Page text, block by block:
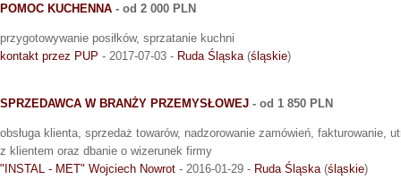
POMOC KUCHENNA - od 2 000 PLN
przygotowywanie posiłków, sprzatanie kuchni
kontakt przez PUP - 2017-07-03 - Ruda Śląska (śląskie)
SPRZEDAWCA W BRANŻY PRZEMYSŁOWEJ - od 1 850 PLN
obsługa klienta, sprzedaż towarów, nadzorowanie zamówień, fakturowanie,
z klientem oraz dbanie o wizerunek firmy
"INSTAL - MET" Wojciech Nowrot - 2016-01-29 - Ruda Śląska (śląskie)